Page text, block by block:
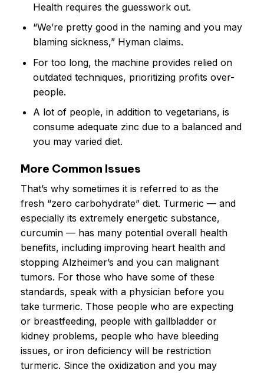
Health requires the guesswork out.
“We’re pretty good in the naming and you may
blaming sickness,” Hyman claims.
For too long, the machine provides relied on
outdated techniques, prioritizing profits over-
people.
A lot of people, in addition to vegetarians, is
consume adequate zinc due to a balanced and
you may varied diet.
More Common Issues
That’s why sometimes it is referred to as the
fresh “zero carbohydrate” diet. Turmeric — and
especially its extremely energetic substance,
curcumin — has many potential overall health
benefits, including improving heart health and
stopping Alzheimer’s and you can malignant
tumors. For those who have some of these
standards, speak with a physician before you
take turmeric. Those people who are expecting
or breastfeeding, people with gallbladder or
kidney problems, people who have bleeding
issues, or iron deficiency will be restriction
turmeric. Since the oxidization and you may